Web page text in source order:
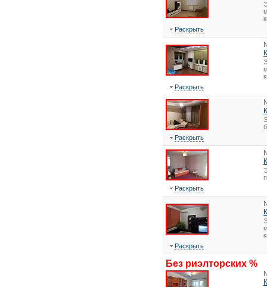
Раскрыть
Раскрыть
Раскрыть
Раскрыть
Раскрыть
Без риэлторских %